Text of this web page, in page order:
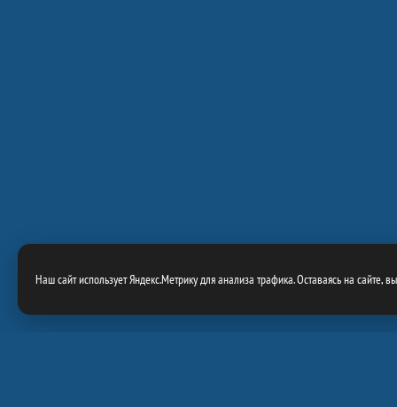
Наш сайт использует Яндекс.Метрику для анализа трафика. Оставаясь на сайте,